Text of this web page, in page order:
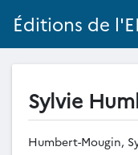
Éditions de
Sylvie
Humbert-Mougin,